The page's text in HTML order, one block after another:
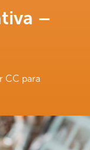
–
CC para